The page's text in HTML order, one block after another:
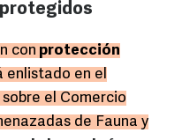
con protección
enlistado en el
el Comercio
de Fauna y